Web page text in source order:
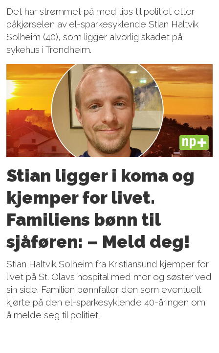
Det har strømmet på med tips til politiet etter
påkjørselen av el-sparkesyklende Stian Haltvik
Solheim (40), som ligger alvorlig skadet på
sykehus i Trondheim.
PLUS
Stian ligger i koma og
kjemper for livet.
Familiens bønn til
sjåføren: – Meld deg!
Stian Haltvik Solheim fra Kristiansund kjemper for
livet på St. Olavs hospital med mor og søster ved
sin side. Familien bønnfaller den som eventuelt
kjørte på den el-sparkesyklende 40-åringen om
å melde seg til politiet.